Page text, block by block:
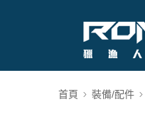
首頁 裝備/配件